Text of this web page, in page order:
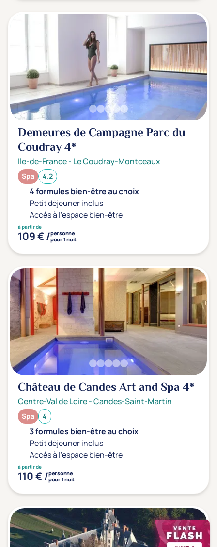
Demeures de Campagne Parc du
Coudray4*
Ile-de-France- Le Coudray-Montceaux
Spa 4.2
4 formules bien-être au choix
Petit déjeuner inclus
Accès à l'espace bien-être
à partir de
109 € /personne
pour 1 nuit
Château de Candes Art and Spa4*
Centre-Val de Loire-Candes-Saint-Martin
Spa 4
3 formules bien-être au choix
Petit déjeuner inclus
Accès à l'espace bien-être
à partir de
110 € /personne
pour 1 nuit